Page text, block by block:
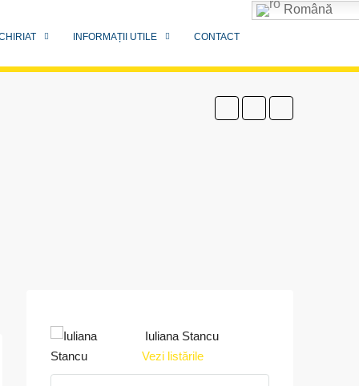
INFORMAȚII UTILE CONTACT
Română
Iuliana Stancu
Vezi listările